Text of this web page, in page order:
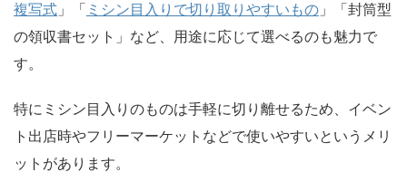
複写式 」「 ミシン目入りで切り取りやすいもの 」「封筒型
の領収書セット」など、用途に応じて選べるのも魅力で
す。
特にミシン目入りのものは手軽に切り離せるため、イベン
ト出店時やフリーマーケットなどで使いやすいというメリ
ットがあります。